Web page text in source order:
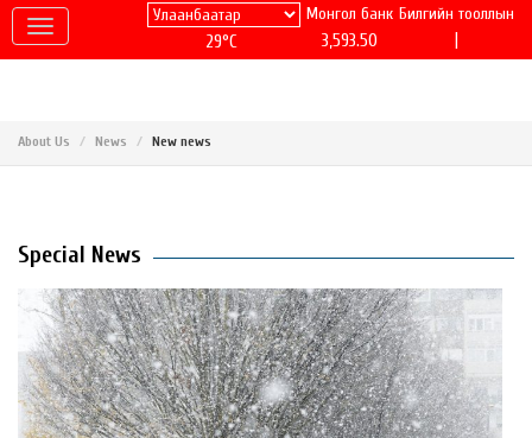
29°C
Монгол банк
3,593.50
Билгийн тооллын
About Us News New news
Special News